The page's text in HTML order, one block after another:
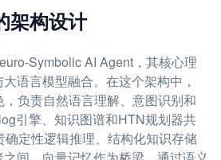
架构设计
Symbolic AI Agent，其核心理
语言模型融合。在这个架构中，
负责自然语言理解、意图识别和
引擎、知识图谱和HTN规划器共
定性逻辑推理、结构化知识存储